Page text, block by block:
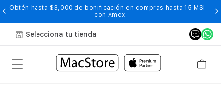
Obtén hasta $3,000 de bonificación en compras hasta 15 MSI -
con Amex
Selecciona tu tienda